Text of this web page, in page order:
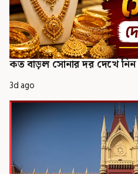
কত বাড়ল সোনার দর দেখে
3d ago